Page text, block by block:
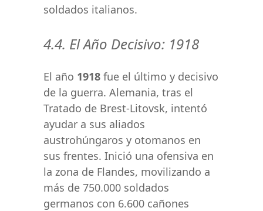
soldados italianos.
4.4. El Año Decisivo: 1918
El año 1918 fue el último y decisivo
de la guerra. Alemania, tras el
Tratado de Brest-Litovsk, intentó
ayudar a sus aliados
austrohúngaros y otomanos en
sus frentes. Inició una ofensiva en
la zona de Flandes, movilizando a
más de 750.000 soldados
germanos con 6.600 cañones